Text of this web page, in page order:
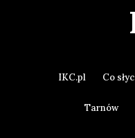
IKC.pl Co
Tarnów